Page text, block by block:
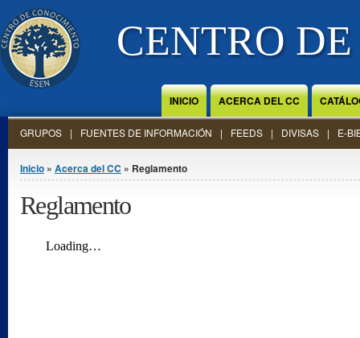
Jump to Content
CENTRO
INICIO ACERCA DEL CC
GRUPOS FUENTES DE INFORMACIÓN FEEDS DIVISAS E-
Se encuentra usted aquí
Inicio » Acerca del CC » Reglamento
Reglamento